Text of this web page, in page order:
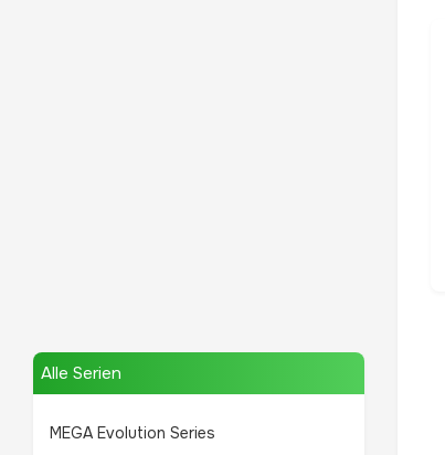
Alle Serien
MEGA Evolution Series